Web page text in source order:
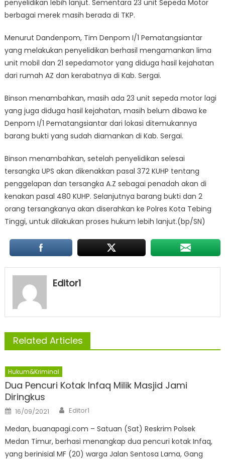
penyelidikan lebih lanjut. Sementara 23 unit Sepeda Motor
berbagai merek masih berada di TKP.
Menurut Dandenpom, Tim Denpom I/1 Pematangsiantar
yang melakukan penyelidikan berhasil mengamankan lima
unit mobil dan 21 sepedamotor yang diduga hasil kejahatan
dari rumah AZ dan kerabatnya di Kab. Sergai.
Binson menambahkan, masih ada 23 unit sepeda motor lagi
yang juga diduga hasil kejahatan, masih belum dibawa ke
Denpom I/1 Pematangsiantar dari lokasi ditemukannya
barang bukti yang sudah diamankan di Kab. Sergai.
Binson menambahkan, setelah penyelidikan selesai
tersangka UPS akan dikenakkan pasal 372 KUHP tentang
penggelapan dan tersangka A.Z sebagai penadah akan di
kenakan pasal 480 KUHP. Selanjutnya barang bukti dan 2
orang tersangkanya akan diserahkan ke Polres Kota Tebing
Tinggi, untuk dilakukan proses hukum lebih lanjut.(bp/SN)
Editor1
Related Articles
Hukum&Kriminal
Dua Pencuri Kotak Infaq Milik Masjid Jami
Diringkus
Posted
on
16/09/2021 Author
Editor1
Medan, buanapagi.com – Satuan (Sat) Reskrim Polsek
Medan Timur, berhasi menangkap dua pencuri kotak Infaq,
yang berinisial MF (20) warga Jalan Sentosa Lama, Gang